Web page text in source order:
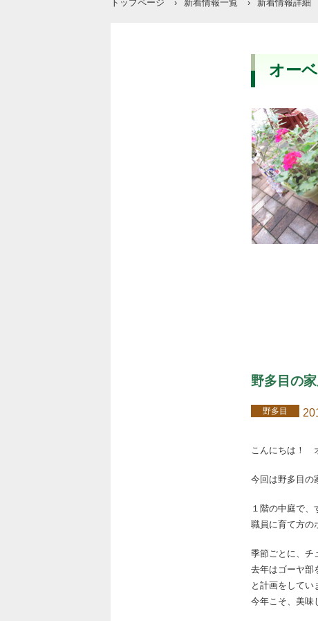
トップページ › 新着情報一覧 › 新着情報詳細
オー
野多目の
野多目
こんにちは！
今回は野多目の
１階の中庭で
職員に育て方の
季節ごとに、チ
去年はゴーヤ部
と計画をして
今年こそ、美味